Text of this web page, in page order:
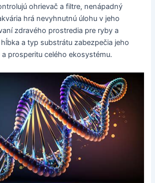
ohrievač a filtre, nenápadný
hrá nevyhnutnú úlohu v jeho
zdravého prostredia pre ryby a
a typ substrátu zabezpečia jeho
prosperitu celého ekosystému.